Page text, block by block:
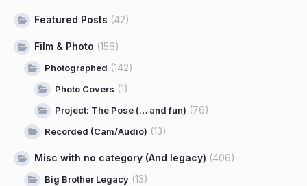
Featured Posts (42)
Film & Photo (156)
Photographed (142)
Photo Covers (1)
Project: The Pose (… and fun) (76)
Recorded (Cam/Audio) (13)
Misc with no category (And legacy) (406)
Big Brother Legacy (13)